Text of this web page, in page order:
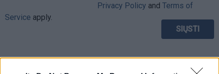
Privacy Policy and Terms of
Service apply.